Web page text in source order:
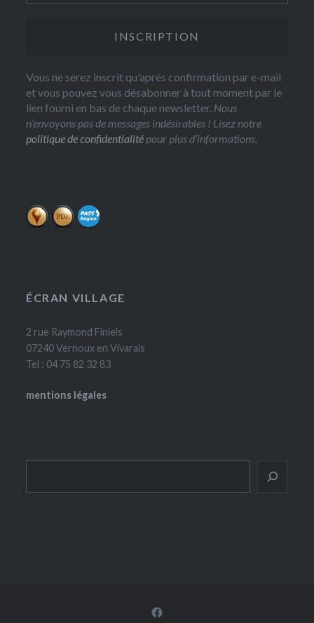
Vous ne serez inscrit qu'après confirmation par e-mail
et vous pouvez vous désabonner à tout moment par le
lien fourni en bas de chaque newsletter. Nous
n’envoyons pas de messages indésirables ! Lisez notre
politique de confidentialité pour plus d’informations.
ÉCRAN VILLAGE
2 rue Raymond Finiels
07240 Vernoux en Vivarais
Tel : 04 75 82 32 83
mentions légales
Facebook